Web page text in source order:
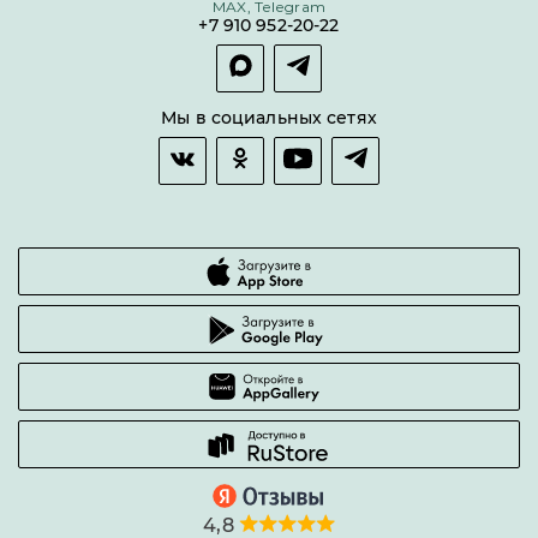
Гарантии качества
Часто задаваемые вопросы
MAX, Telegram
+7 910 952-20-22
Мы в социальных сетях
4,8